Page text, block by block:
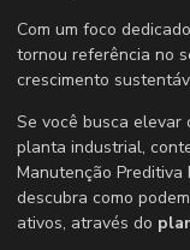
Com um foco
tornou referência no
crescimento
Se você busca elevar
planta industrial,
Manutenção
descubra como
ativos, através do